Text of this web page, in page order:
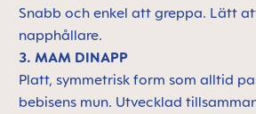
Snabb och enkel att greppa. Lätt
napphållare.
3. MAM DINAPP
Platt, symmetrisk form som alltid
bebisens mun. Utvecklad